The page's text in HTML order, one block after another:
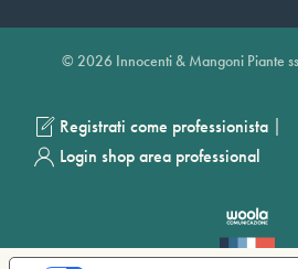
© 2026 Innocenti & Mangoni Piante
Registrati come professionista |
Login shop area professional